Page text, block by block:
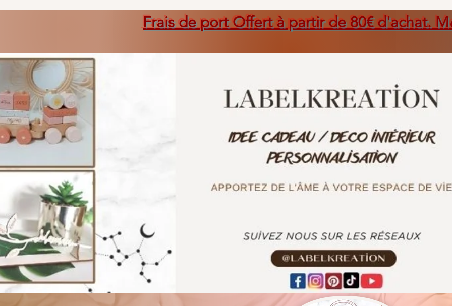
Frais de port Offert à partir de 80€ d'achat. M